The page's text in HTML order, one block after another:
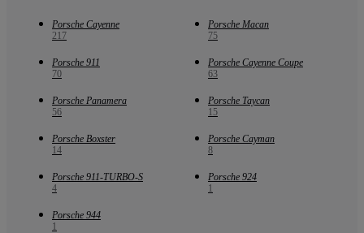
Porsche Cayenne
217
Porsche Macan
75
Porsche 911
70
Porsche Cayenne Coupe
63
Porsche Panamera
56
Porsche Taycan
15
Porsche Boxster
14
Porsche Cayman
8
Porsche 911-TURBO-S
4
Porsche 924
1
Porsche 944
1